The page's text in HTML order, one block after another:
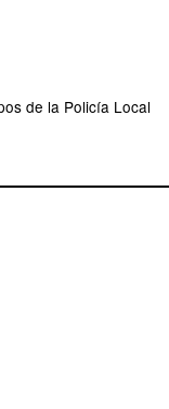
de la Policía Local